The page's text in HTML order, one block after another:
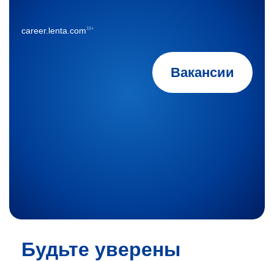
Вакансии
career.lenta.com16+
Будьте уверены